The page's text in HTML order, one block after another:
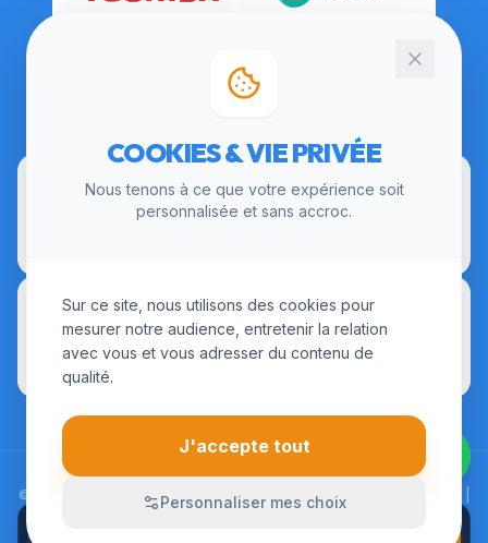
© 2026 LesInstallateurs.fr. Tous droits réservés. |
CGU |Politique de Confidentialité
COOKIES & VIE PRIVÉE
Nous tenons à ce que votre expérience soit
personnalisée et sans accroc.
Sur ce site, nous utilisons des cookies pour
mesurer notre audience, entretenir la relation
avec vous et vous adresser du contenu de
qualité.
J'accepte tout
Personnaliser mes choix